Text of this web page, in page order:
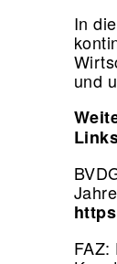
In
und